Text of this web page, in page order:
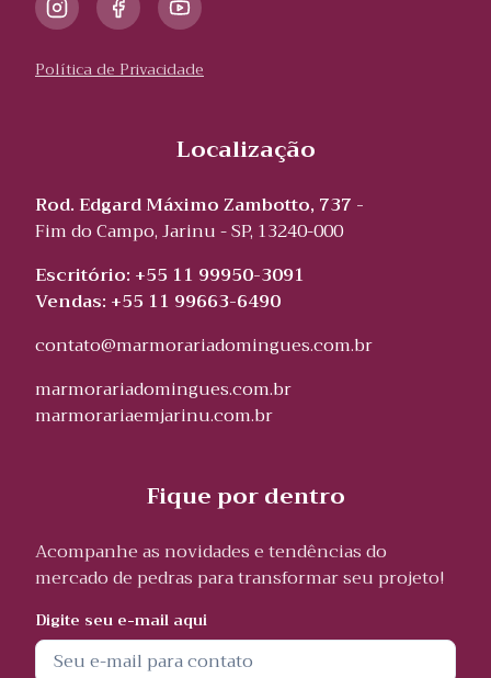
Política de Privacidade
Localização
Rod. Edgard Máximo Zambotto, 737 -
Fim do Campo, Jarinu - SP, 13240-000
Escritório: +55 11 99950-3091
Vendas: +55 11 99663-6490
contato@marmorariadomingues.com.br
marmorariadomingues.com.br
marmorariaemjarinu.com.br
Fique por dentro
Acompanhe as novidades e tendências do
mercado de pedras para transformar seu projeto!
Digite seu e-mail aqui